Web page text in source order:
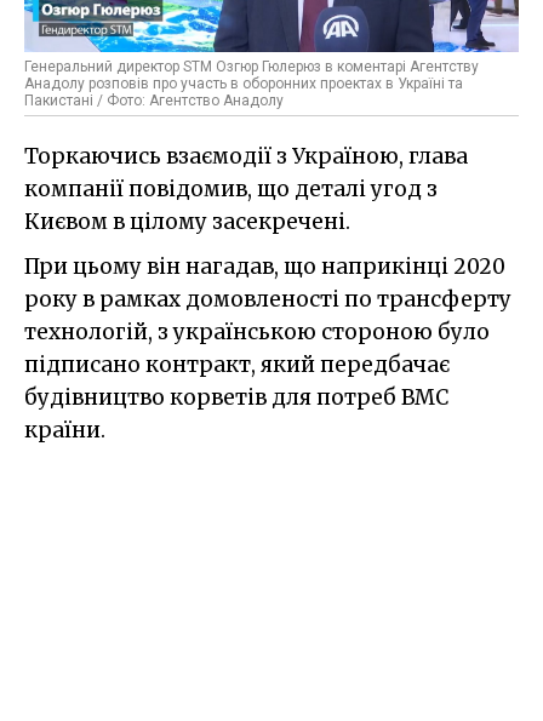
Генеральний директор STM Озгюр Гюлерюз в коментарі Агентству
Анадолу розповів про участь в оборонних проектах в Україні та
Пакистані / Фото: Агентство Анадолу
Торкаючись взаємодії з Україною, глава
компанії повідомив, що деталі угод з
Києвом в цілому засекречені.
При цьому він нагадав, що наприкінці 2020
року в рамках домовленості по трансферту
технологій, з українською стороною було
підписано контракт, який передбачає
будівництво корветів для потреб ВМС
країни.